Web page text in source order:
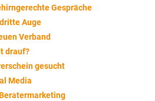
Gespräche
Auge
Verband
drauf?
gesucht
Media